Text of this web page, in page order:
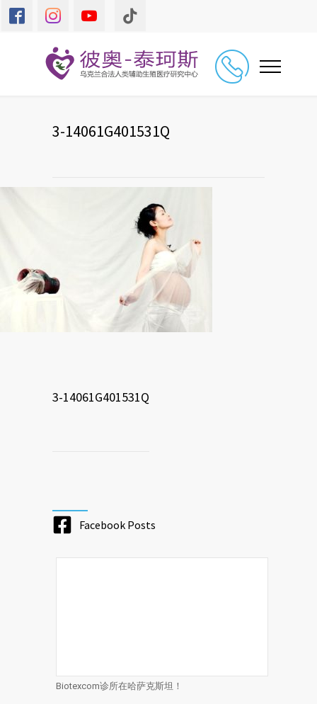
3-14061G401531Q
3-14061G401531Q
Facebook Posts
Biotexcom诊所在哈萨克斯坦！